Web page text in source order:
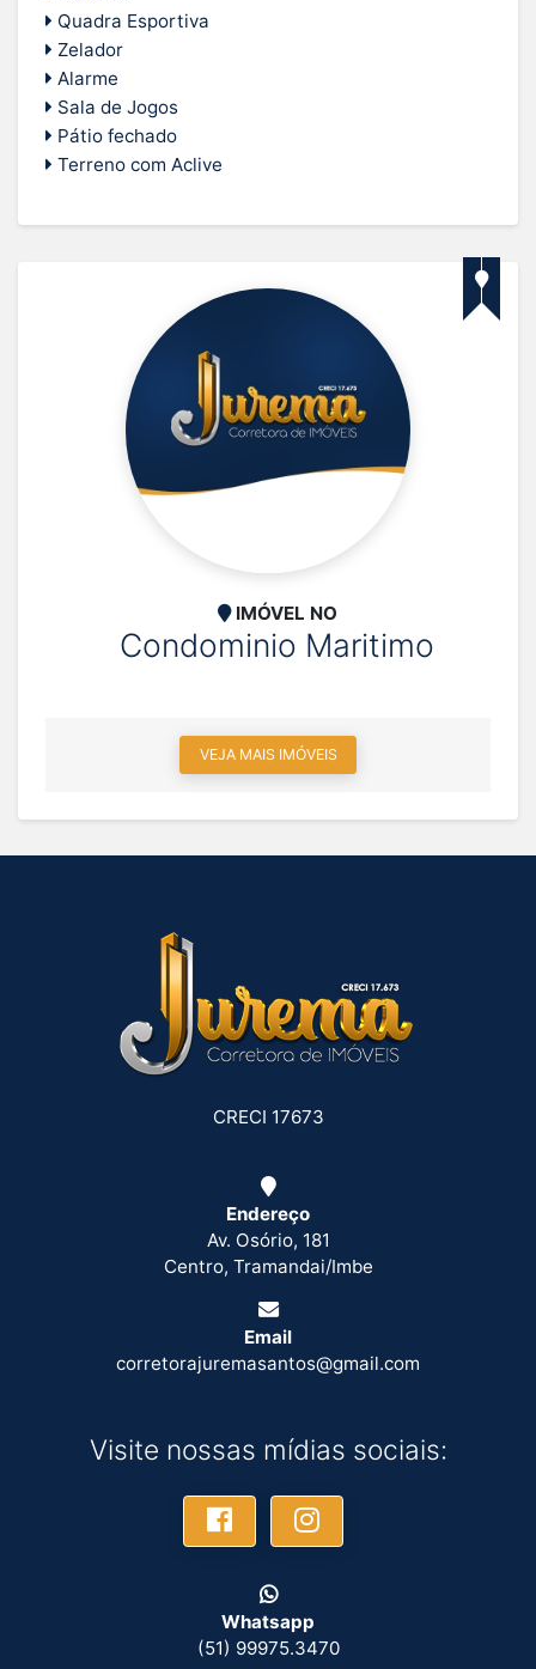
Quadra Esportiva
Zelador
Alarme
Sala de Jogos
Pátio fechado
Terreno com Aclive
IMÓVEL NO
Condominio Maritimo
VEJA MAIS IMÓVEIS
CRECI 17673
Endereço
Av. Osório, 181
Centro, Tramandai/Imbe
Email
corretorajuremasantos@gmail.com
Visite nossas mídias sociais:
Whatsapp
(51) 99975.3470